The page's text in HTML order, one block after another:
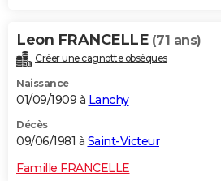
Leon FRANCELLE (71 ans)
Créer une cagnotte obsèques
Naissance
01/09/1909 à Lanchy
Décès
09/06/1981 à Saint-Victeur
Famille FRANCELLE